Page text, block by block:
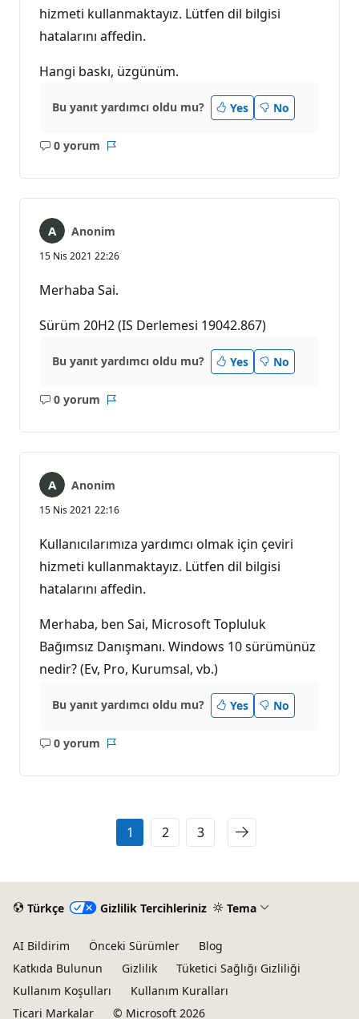
hizmeti kullanmaktayız. Lütfen dil bilgisi
hatalarını affedin.
Hangi baskı, üzgünüm.
Bu yanıt yardımcı oldu mu? Yes No
0 yorum
Açıklama
Anonim
15 Nis 2021 22:26
Merhaba Sai.
Sürüm 20H2 (IS Derlemesi 19042.867)
Bu yanıt yardımcı oldu mu? Yes No
0 yorum
Açıklama
Anonim
15 Nis 2021 22:16
Kullanıcılarımıza yardımcı olmak için çeviri
hizmeti kullanmaktayız. Lütfen dil bilgisi
hatalarını affedin.
Merhaba, ben Sai, Microsoft Topluluk
Bağımsız Danışmanı. Windows 10 sürümünüz
nedir? (Ev, Pro, Kurumsal, vb.)
Bu yanıt yardımcı oldu mu? Yes No
0 yorum
Açıklama
1 2 3
Türkçe Gizlilik Tercihleriniz Tema
AI Bildirim Önceki Sürümler
Blog
Katkıda Bulunun
Gizlilik
Tüketici Sağlığı Gizliliği
Kullanım Koşulları
Kullanım Kuralları
Ticari Markalar
© Microsoft 2026